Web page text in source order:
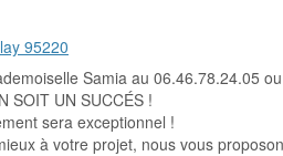
95220
Samia au 06.46.78.24.05
SOIT UN SUCCÉS !
sera exceptionnel !
à votre projet, nous vous